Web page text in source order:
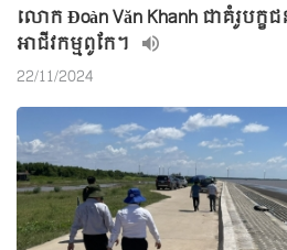
លោក Đoàn Văn Khanh ជាគំរូ
អាជីវកម្មពូកែ។
22/11/2024